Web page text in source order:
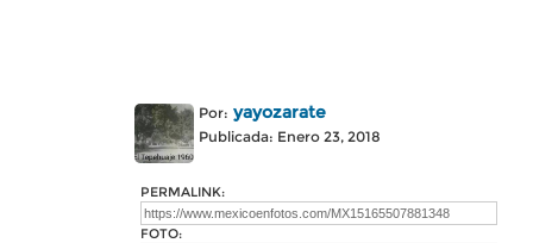
Por: yayozarate
Publicada: Enero 23, 2018
PERMALINK:
FOTO: